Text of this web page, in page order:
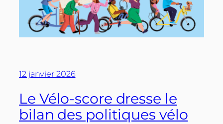
12 janvier 2026
Le Vélo-score dresse le
bilan des politiques vélo